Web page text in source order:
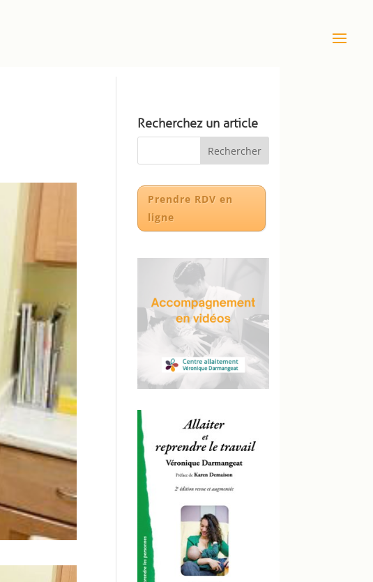
Recherchez un article
Prendre RDV en
ligne